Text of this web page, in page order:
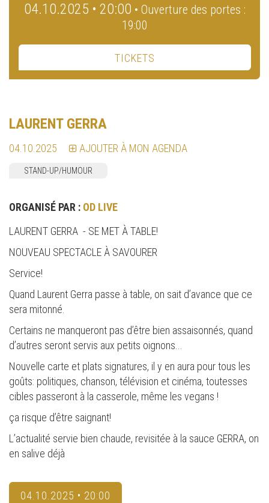
04.10.2025 • 20:00 • Ouverture des portes :
19:00
TICKETS
LAURENT GERRA
04.10.2025 AJOUTER À MON AGENDA
STAND-UP/HUMOUR
ORGANISÉ PAR : OD LIVE
LAURENT GERRA - SE MET À TABLE!
NOUVEAU SPECTACLE À SAVOURER
Service!
Quand Laurent Gerra passe à table, on sait d’avance que ce
sera mitonné.
Certains ne manqueront pas d’être bien assaisonnés, quand
d’autres seront servis aux petits oignons...
Nouvelle carte et plats signatures, il y en aura pour tous les
goûts: politiques, chanson, télévision et cinéma, toutesses
cibles passeront à la casserole, même les vegans !
ça risque d’être saignant!
L’actualité servie bien chaude, revisitée à la sauce GERRA, on
en salive déjà
04.10.2025 • 20:00